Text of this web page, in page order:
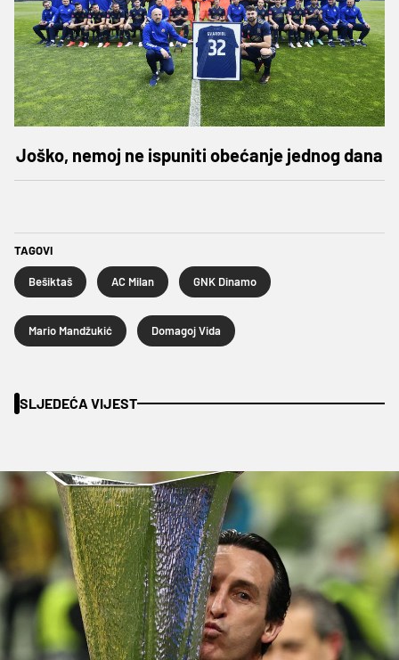
Joško, nemoj ne ispuniti obećanje jednog dana
TAGOVI
Bešiktaš AC Milan GNK Dinamo
Mario Mandžukić Domagoj Vida
SLJEDEĆA VIJEST